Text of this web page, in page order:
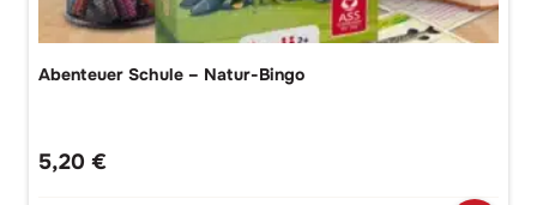
Abenteuer Schule – Natur-Bingo
5,20 €